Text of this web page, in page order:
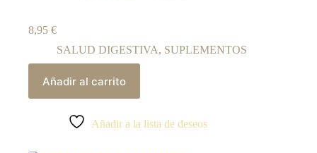
8,95 €
SALUD DIGESTIVA, SUPLEMENTOS
Añadir al carrito
Añadir a la lista de deseos